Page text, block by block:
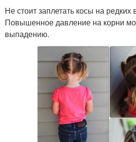
Не стоит заплетать косы на редких
Повышенное давление на корни
выпадению.